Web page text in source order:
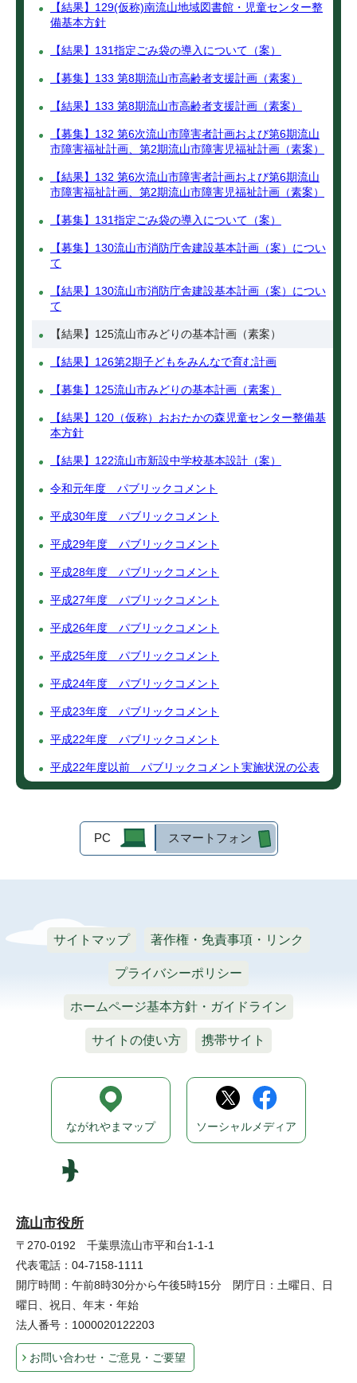
【結果】129(仮称)南流山地域図書館・児童センター整
備基本方針
【結果】131指定ごみ袋の導入について（案）
【募集】133 第8期流山市高齢者支援計画（素案）
【結果】133 第8期流山市高齢者支援計画（素案）
【募集】132 第6次流山市障害者計画および第6期流山
市障害福祉計画、第2期流山市障害児福祉計画（素案）
【結果】132 第6次流山市障害者計画および第6期流山
市障害福祉計画、第2期流山市障害児福祉計画（素案）
【募集】131指定ごみ袋の導入について（案）
【募集】130流山市消防庁舎建設基本計画（案）につい
て
【結果】130流山市消防庁舎建設基本計画（案）につい
て
【結果】125流山市みどりの基本計画（素案）
【結果】126第2期子どもをみんなで育む計画
【募集】125流山市みどりの基本計画（素案）
【結果】120（仮称）おおたかの森児童センター整備基
本方針
【結果】122流山市新設中学校基本設計（案）
令和元年度 パブリックコメント
平成30年度 パブリックコメント
平成29年度 パブリックコメント
平成28年度 パブリックコメント
平成27年度 パブリックコメント
平成26年度 パブリックコメント
平成25年度 パブリックコメント
平成24年度 パブリックコメント
平成23年度 パブリックコメント
平成22年度 パブリックコメント
平成22年度以前 パブリックコメント実施状況の公表
PC スマートフォン
サイトマップ 著作権・免責事項・リンク
プライバシーポリシー
ホームページ基本方針・ガイドライン
サイトの使い方 携帯サイト
流山市役所
〒270-0192 千葉県流山市平和台1-1-1
代表電話：04-7158-1111
開庁時間：午前8時30分から午後5時15分 閉庁日：土曜日、日
曜日、祝日、年末・年始
法人番号：1000020122203
お問い合わせ・ご意見・ご要望
ながれやまマップ ソーシャルメディア